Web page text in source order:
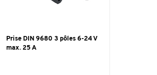
Prise DIN 9680 3 pôles 6-24 V
max. 25 A